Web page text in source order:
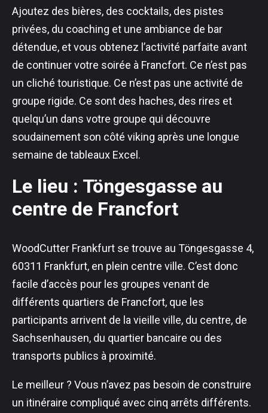
Ajoutez des bières, des cocktails, des pistes
privées, du coaching et une ambiance de bar
détendue, et vous obtenez l’activité parfaite avant
de continuer votre soirée à Francfort. Ce n’est pas
un cliché touristique. Ce n’est pas une activité de
groupe rigide. Ce sont des haches, des rires et
quelqu’un dans votre groupe qui découvre
soudainement son côté viking après une longue
semaine de tableaux Excel.
Le lieu : Töngesgasse au
centre de Francfort
WoodCutter Frankfurt se trouve au Töngesgasse 4,
60311 Frankfurt, en plein centre ville. C’est donc
facile d’accès pour les groupes venant de
différents quartiers de Francfort, que les
participants arrivent de la vieille ville, du centre, de
Sachsenhausen, du quartier bancaire ou des
transports publics à proximité.
Le meilleur ? Vous n’avez pas besoin de construire
un itinéraire compliqué avec cinq arrêts différents.